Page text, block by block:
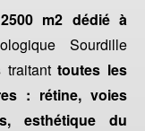
m2 dédié à
Sourdille
traitanttoutes les
: rétine, voies
esthétique du